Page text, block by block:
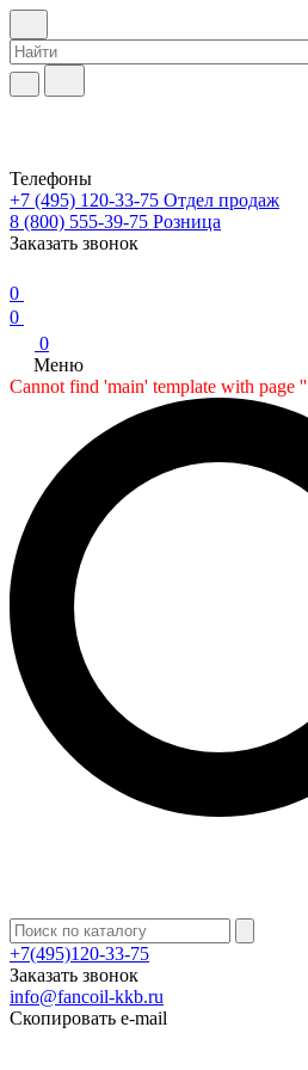
Телефоны
+7 (495) 120-33-75 Отдел продаж
8 (800) 555-39-75 Розница
Заказать звонок
0
0
0
Меню
Cannot find 'main' template with page ''
+7(495)120-33-75
Заказать звонок
info@fancoil-kkb.ru
Скопировать e-mail